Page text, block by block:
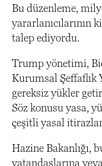
Bu düzenleme,
yararlanıcılarının
talep ediyordu.
Trump yönetimi,
Kurumsal Şeffaflık
gereksiz yükler
Söz konusu yasa,
çeşitli yasal
Hazine Bakanlığı,
vatandaşlarına